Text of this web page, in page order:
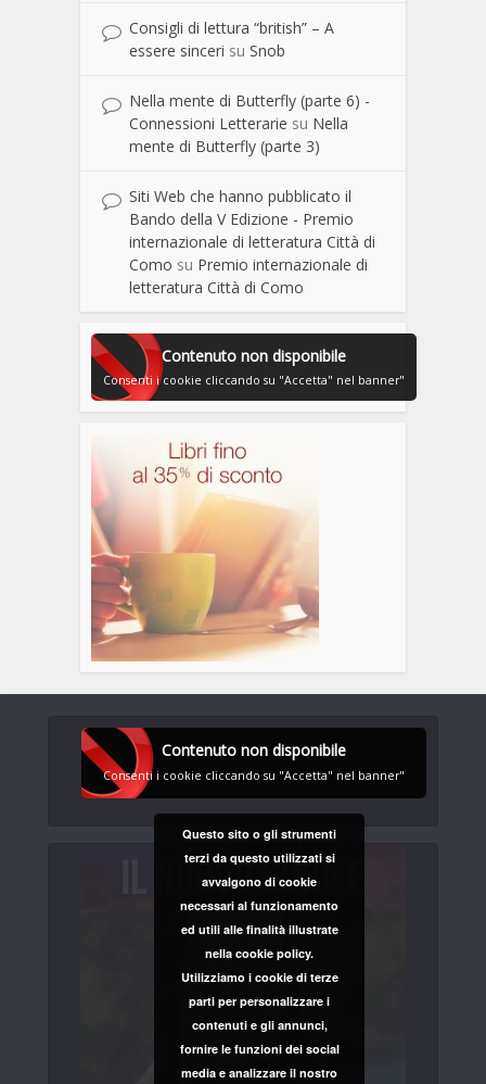
Consigli di lettura “british” – A
essere sinceri su Snob
Nella mente di Butterfly (parte 6) -
Connessioni Letterarie su Nella
mente di Butterfly (parte 3)
Siti Web che hanno pubblicato il
Bando della V Edizione - Premio
internazionale di letteratura Città di
Como su Premio internazionale di
letteratura Città di Como
Contenuto non disponibile
Consenti i cookie cliccando su "Accetta" nel banner"
Contenuto non disponibile
Consenti i cookie cliccando su "Accetta" nel banner"
Questo sito o gli strumenti
terzi da questo utilizzati si
avvalgono di cookie
necessari al funzionamento
ed utili alle finalità illustrate
nella cookie policy.
Utilizziamo i cookie di terze
parti per personalizzare i
contenuti e gli annunci,
fornire le funzioni dei social
media e analizzare il nostro